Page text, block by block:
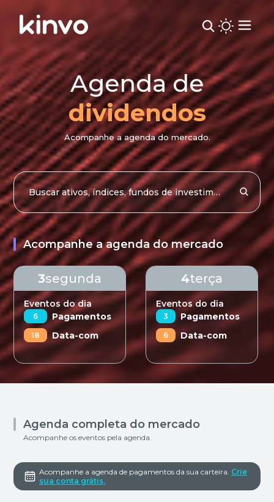
Agenda de
dividendos
Acompanhe a agenda do mercado.
Acompanhe a agenda do mercado
3segunda
Eventos do dia
6 Pagamentos
18 Data-com
4terça
Eventos do dia
3 Pagamentos
6 Data-com
Agenda completa do mercado
Acompanhe os eventos pela agenda.
Acompanhe a agenda de pagamentos da sua carteira. Crie
sua conta grátis.